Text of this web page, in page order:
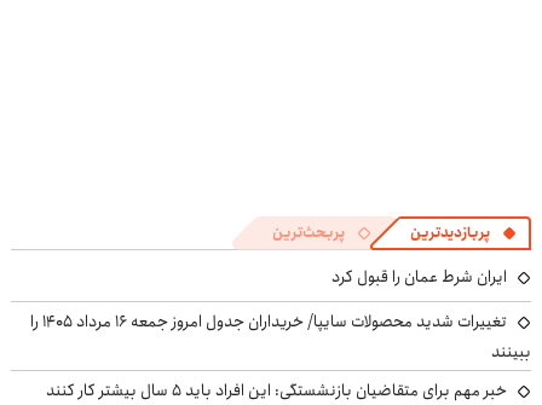
پربازدیدترین پربحث‌ترین
ایران شرط عمان را قبول کرد
تغییرات شدید محصولات سایپا/ خریداران جدول امروز جمعه ۱۶ مرداد ۱۴۰۵ را
ببینند
خبر مهم برای متقاضیان بازنشستگی: این افراد باید ۵ سال بیشتر کار کنند